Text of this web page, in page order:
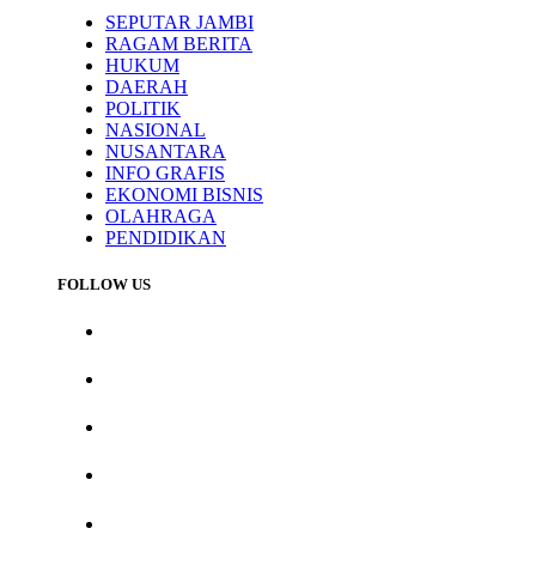
SEPUTAR JAMBI
RAGAM BERITA
HUKUM
DAERAH
POLITIK
NASIONAL
NUSANTARA
INFO GRAFIS
EKONOMI BISNIS
OLAHRAGA
PENDIDIKAN
FOLLOW US